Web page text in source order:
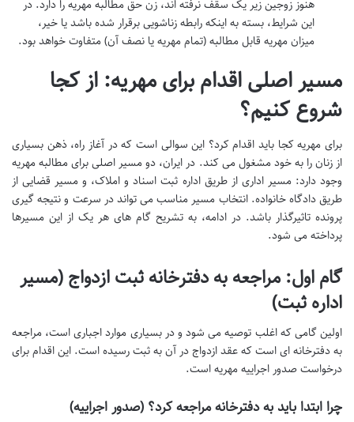
هنوز زوجین زیر یک سقف نرفته اند، زن حق مطالبه مهریه را دارد. در
این شرایط، بسته به اینکه رابطه زناشویی برقرار شده باشد یا خیر،
میزان مهریه قابل مطالبه (تمام مهریه یا نصف آن) متفاوت خواهد بود.
مسیر اصلی اقدام برای مهریه: از کجا
شروع کنیم؟
برای مهریه کجا باید اقدام کرد؟ این سوالی است که در آغاز راه، ذهن بسیاری
از زنان را به خود مشغول می کند. در ایران، دو مسیر اصلی برای مطالبه مهریه
وجود دارد: مسیر اداری از طریق اداره ثبت اسناد و املاک، و مسیر قضایی از
طریق دادگاه خانواده. انتخاب مسیر مناسب می تواند در سرعت و نتیجه گیری
پرونده تاثیرگذار باشد. در ادامه، به تشریح گام های هر یک از این مسیرها
پرداخته می شود.
گام اول: مراجعه به دفترخانه ثبت ازدواج (مسیر
اداره ثبت)
اولین گامی که اغلب توصیه می شود و در بسیاری موارد اجباری است، مراجعه
به دفترخانه ای است که عقد ازدواج در آن به ثبت رسیده است. این اقدام برای
درخواست صدور اجراییه مهریه است.
چرا ابتدا باید به دفترخانه مراجعه کرد؟ (صدور اجراییه)